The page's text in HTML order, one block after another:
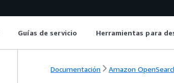
Guías de servicio Herramientas para
Documentación Amazon